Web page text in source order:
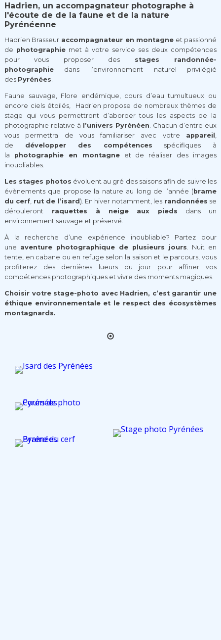
Hadrien, un accompagnateur photographe à
l'écoute de de la faune et de la nature
Pyrénéenne
Hadrien Brasseur accompagnateur en montagne et passionné
de photographiemet à votre service ses deux compétences
pour vous proposer des stages randonnée-
photographiedans l’environnement naturel privilégié
des Pyrénées.
Faune sauvage, Flore endémique, cours d’eau tumultueux ou
encore ciels étoilés, Hadrien propose de nombreux thèmes de
stage qui vous permettront d’aborder tous les aspects de la
photographie relative à
l’univers Pyrénéen. Chacun d’entre eux
vous permettra de vous familiariser avec votre appareil ,
de développer des compétences spécifiques à
la photographie en montagneet de réaliser des images
inoubliables.
Les stages photos évoluent au gré des saisons afin de suivre les
évènements que propose la nature au long de l’année ( brame
du cerf rut de l’isard ). En hiver notamment, les randonnées se
dérouleront raquettes à neige aux pieds dans un
environnement sauvage et préservé.
À la recherche d’une expérience inoubliable? Partez pour
une aventure photographique de plusieurs jours . Nuit en
tente, en cabane ou en refuge selon la saison et le parcours, vous
profiterez des dernières lueurs du jour pour affiner vos
compétences photographiques et vivre des moments magiques.
Choisir votre stage-photo avec Hadrien, c’est garantir une
éthique environnementale et le respect des écosystèmes
montagnards.